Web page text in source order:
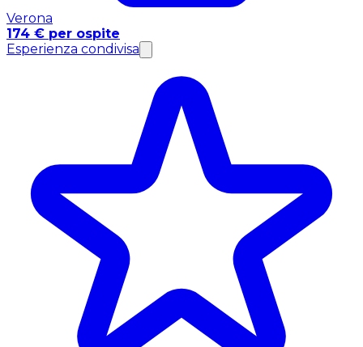
Verona
174 € per ospite
Esperienza condivisa